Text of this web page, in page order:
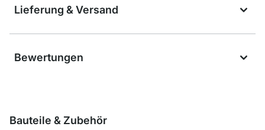
Lieferung & Versand
Bewertungen
Bauteile & Zubehör